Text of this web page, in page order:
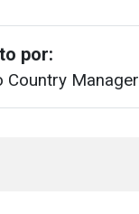
por:
Country Manager